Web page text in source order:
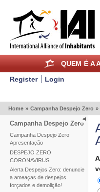
QUEM É A
Register
Login
Home » Campanha Despejo Zero »
Campanha Despejo Zero
Campanha Despejo Zero
Apresentação
DESPEJO ZERO
CORONAVIRUS
Alerta Despejos Zero: denuncie
a ameaças de despejos
forçados e demolição!